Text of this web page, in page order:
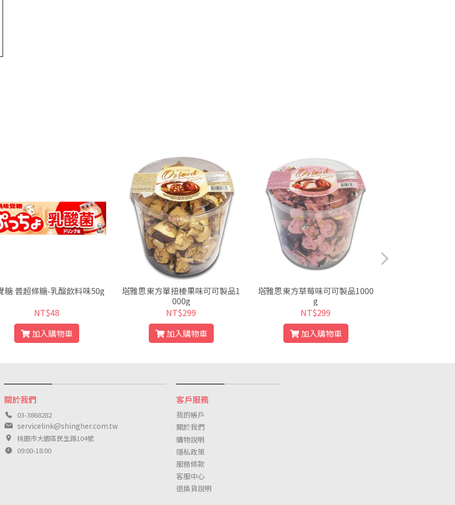
糖 普超條糖-乳酸飲料味50g
NT$48
加入購物車
塔雅思東方單扭榛果味可可製品1
000g
NT$299
加入購物車
塔雅思東方草莓味可可製品1000
g
NT$299
加入購物車
關於我們
03-3868282
servicelink@shingher.com.tw
桃園市大園區民生路104號
09:00-18:00
客戶服務
我的帳戶
關於我們
購物說明
隱私政策
服務條款
客服中心
退換貨說明